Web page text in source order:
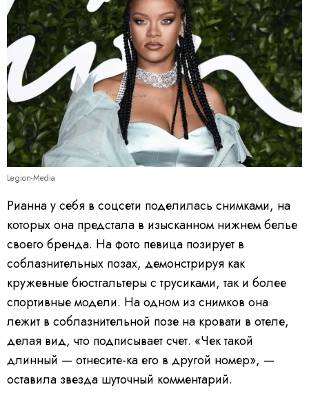
Legion-Media
Рианна у себя в соцсети поделилась снимками, на
которых она предстала в изысканном нижнем белье
своего бренда. На фото певица позирует в
соблазнительных позах, демонстрируя как
кружевные бюстгальтеры с трусиками, так и более
спортивные модели. На одном из снимков она
лежит в соблазнительной позе на кровати в отеле,
делая вид, что подписывает счет. «Чек такой
длинный — отнесите-ка его в другой номер», —
оставила звезда шуточный комментарий.